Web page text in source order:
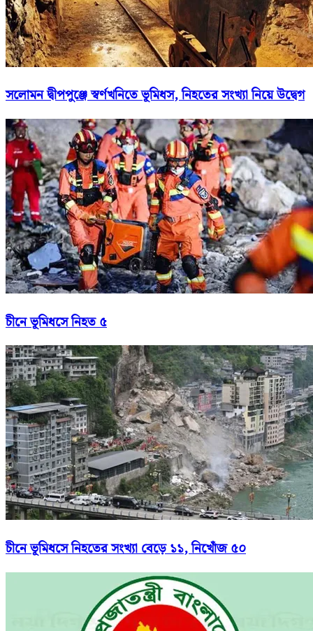
সলোমন দ্বীপপুঞ্জে স্বর্ণখনিতে ভূমিধস, নিহতের সংখ্যা নিয়ে উদ্বেগ
চীনে ভূমিধসে নিহত ৫
চীনে ভূমিধসে নিহতের সংখ্যা বেড়ে ১১, নিখোঁজ ৫০